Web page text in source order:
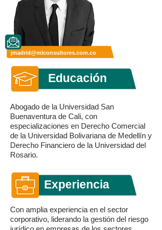
jmadrid@mlconsultores.com.co
Educación
Abogado de la Universidad San
Buenaventura de Cali, con
especializaciones en Derecho Comercial
de la Universidad Bolivariana de Medellín y
Derecho Financiero de la Universidad del
Rosario.
Experiencia
Con amplia experiencia en el sector
corporativo, liderando la gestión del riesgo